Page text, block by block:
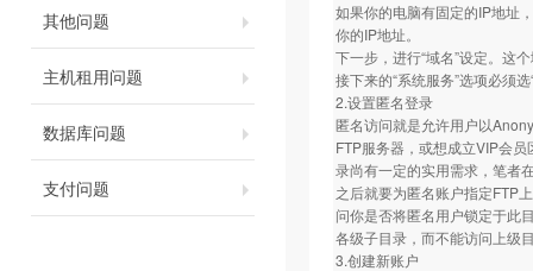
其他问题
主机租用问题
数据库问题
支付问题
如果你的电脑有固定的IP地址
你的IP地址。
下一步，进行“域名”设定。这
接下来的“系统服务”选项必须
2.设置匿名登录
匿名访问就是允许用户以
FTP服务器，或想成立VIP会
录尚有一定的实用需求，笔者
之后就要为匿名账户指定FTP
问你是否将匿名用户锁定于此
各级子目录，而不能访问上级
3.创建新账户